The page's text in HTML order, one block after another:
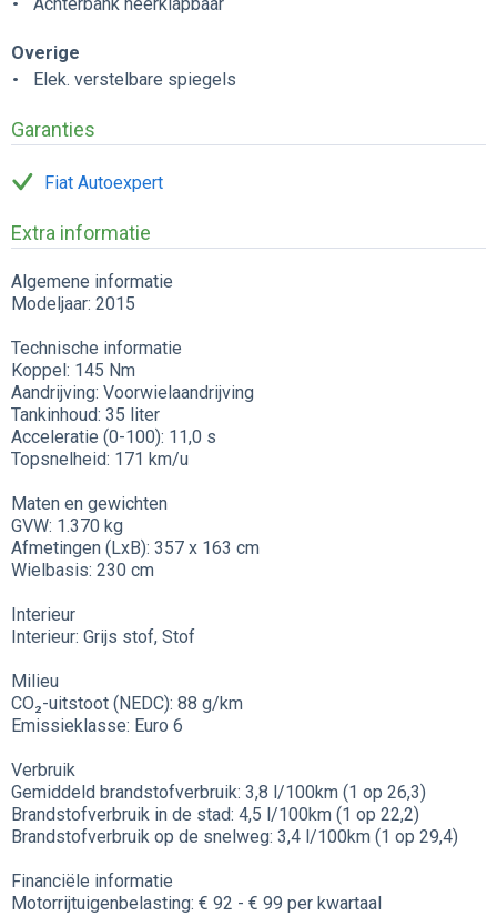
Overige
Elek. verstelbare spiegels
Garanties
Fiat Autoexpert
Extra informatie
Algemene informatie
Modeljaar: 2015
Technische informatie
Koppel: 145 Nm
Aandrijving: Voorwielaandrijving
Tankinhoud: 35 liter
Acceleratie (0-100): 11,0 s
Topsnelheid: 171 km/u
Maten en gewichten
GVW: 1.370 kg
Afmetingen (LxB): 357 x 163 cm
Wielbasis: 230 cm
Interieur
Interieur: Grijs stof, Stof
Milieu
CO₂-uitstoot (NEDC): 88 g/km
Emissieklasse: Euro 6
Verbruik
Gemiddeld brandstofverbruik: 3,8 l/100km (1 op 26,3)
Brandstofverbruik in de stad: 4,5 l/100km (1 op 22,2)
Brandstofverbruik op de snelweg: 3,4 l/100km (1 op 29,4)
Financiële informatie
Motorrijtuigenbelasting: € 92 - € 99 per kwartaal